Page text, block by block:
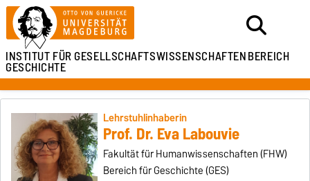
INSTITUT FÜRGESELLSCHAFTSWISSENSCHAFTENBEREICH
GESCHICHTE
Lehrstuhlinhaberin
Prof. Dr. Eva Labouvie
Fakultät für Humanwissenschaften (FHW)
Bereich für Geschichte (GES)